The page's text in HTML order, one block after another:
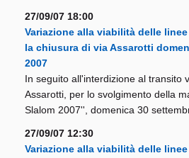
27/09/07 18:00
Variazione alla viabilità delle linee
la chiusura di via Assarotti
2007
In seguito all'interdizione al transito
Assarotti, per lo svolgimento della
Slalom 2007'', domenica 30
27/09/07 12:30
Variazione alla viabilità delle linee